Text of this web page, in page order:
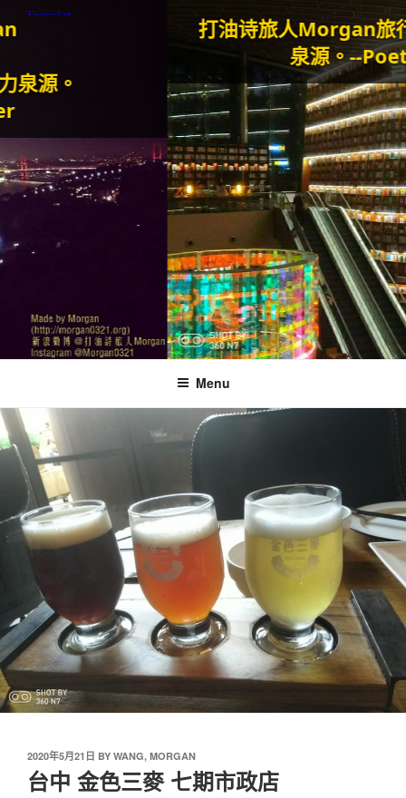
打油诗旅人Morgan旅行和美
泉源。--Poetry
Menu
2020年5月21日 BY WANG, MORGAN
台中 金色三麥 七期市政店